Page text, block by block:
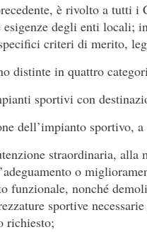
è rivolto a tutti
degli enti locali;
criteri di merito,
distinte in quattro
sportivi con
dell’impianto sportivo,
straordinaria, alla
o
funzionale, nonché
sportive
richiesto;